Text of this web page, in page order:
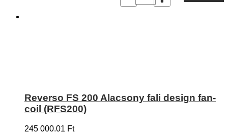
Reverso FS 200 Alacsony fali design fan-
coil (RFS200)
245 000.01 Ft